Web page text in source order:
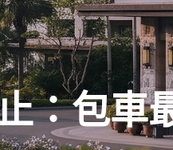
：包車